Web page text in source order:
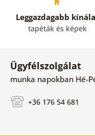
Leggazdagabb
tapéták és képek
Ügyfélszolgálat
munka napokban Hé-
+36 176 54 681